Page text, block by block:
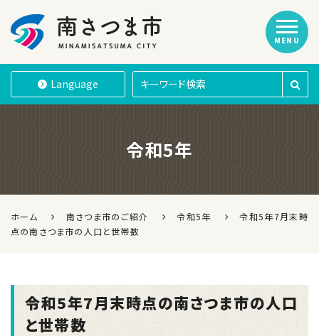
南さつま市
Language
MENU
令和5年
ホーム 南さつま市のご紹介 令和5年
令和5年7月末時
点の南さつま市の人口と世帯数
令和5年7月末時点の南さつま市の人口
と世帯数